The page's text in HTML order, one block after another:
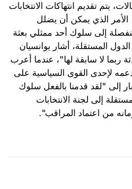
يتم تقديم انتهاكات الانتخابات
الأمر الذي يمكن أن يضلل
إلى سلوك أحد ممثلي بعثة
الدول المستقلة، أشار يوانسيان
ربما لا سابقة لها"، عندما أعرب
لإحدى القوى السياسية على
إلى "لقد قدمنا ​​بالفعل سلوك
إلى لجنة الانتخابات
من اعتماد المراقب".